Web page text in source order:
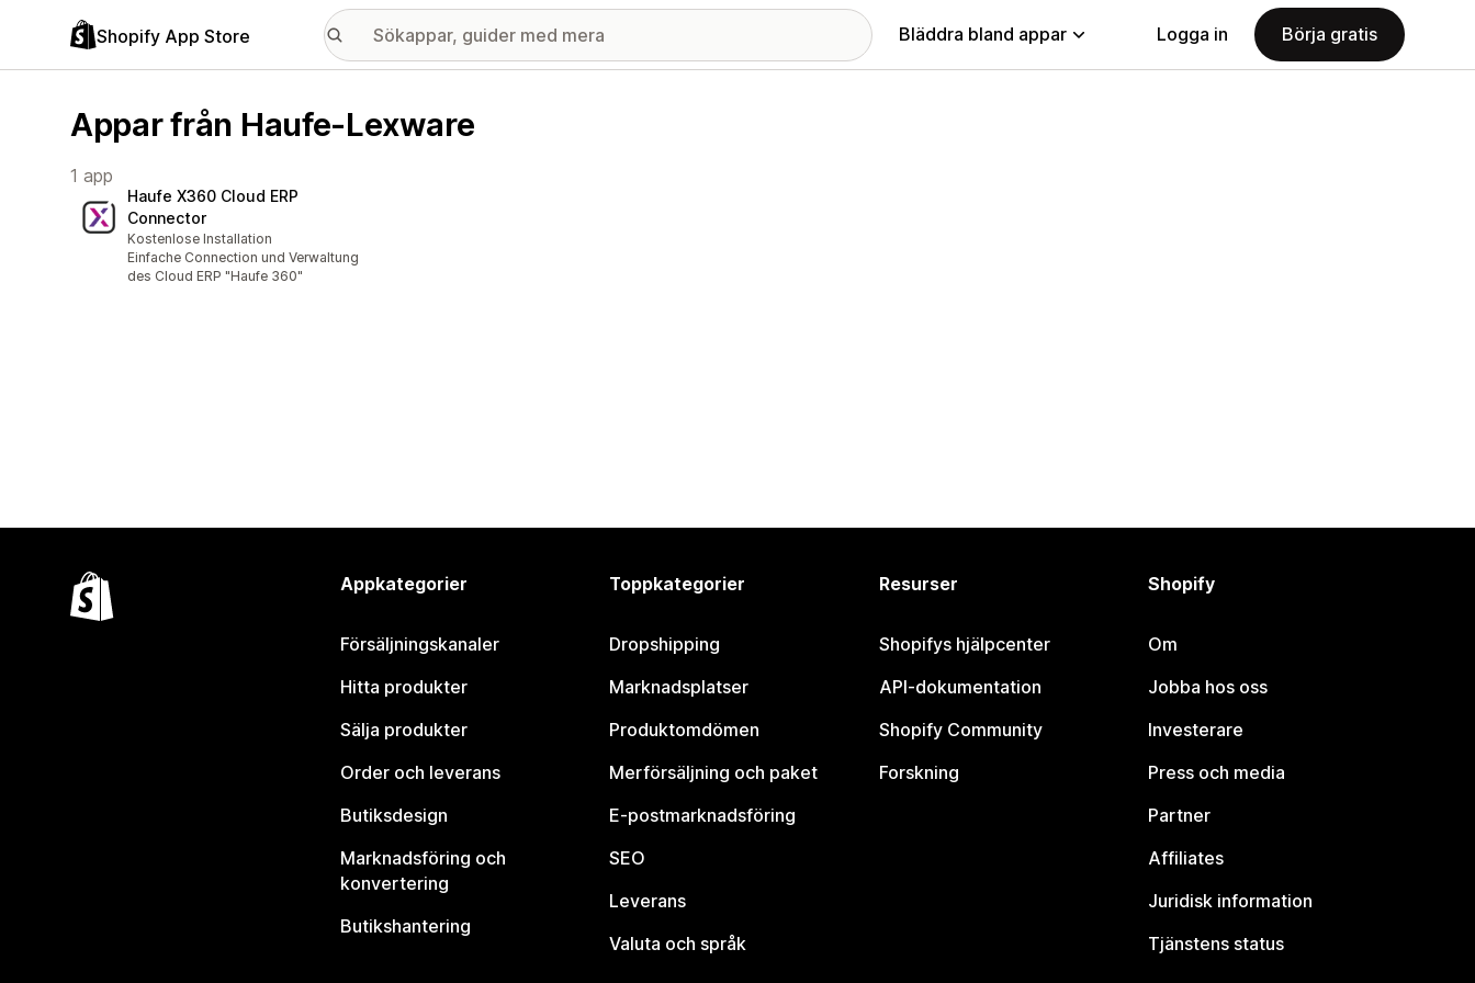
Shopify App Store Bläddra bland appar Logga in Börja gratis
Appar från Haufe-Lexware
1 app
Haufe X360 Cloud ERP
Connector
Kostenlose Installation
Einfache Connection und Verwaltung
des Cloud ERP "Haufe 360"
Appkategorier
Försäljningskanaler
Hitta produkter
Sälja produkter
Order och leverans
Butiksdesign
Marknadsföring och
konvertering
Butikshantering
Toppkategorier
Dropshipping
Marknadsplatser
Produktomdömen
Merförsäljning och paket
E-postmarknadsföring
SEO
Leverans
Valuta och språk
Resurser
Shopifys hjälpcenter
API-dokumentation
Shopify Community
Forskning
Shopify
Om
Jobba hos oss
Investerare
Press och media
Partner
Affiliates
Juridisk information
Tjänstens status